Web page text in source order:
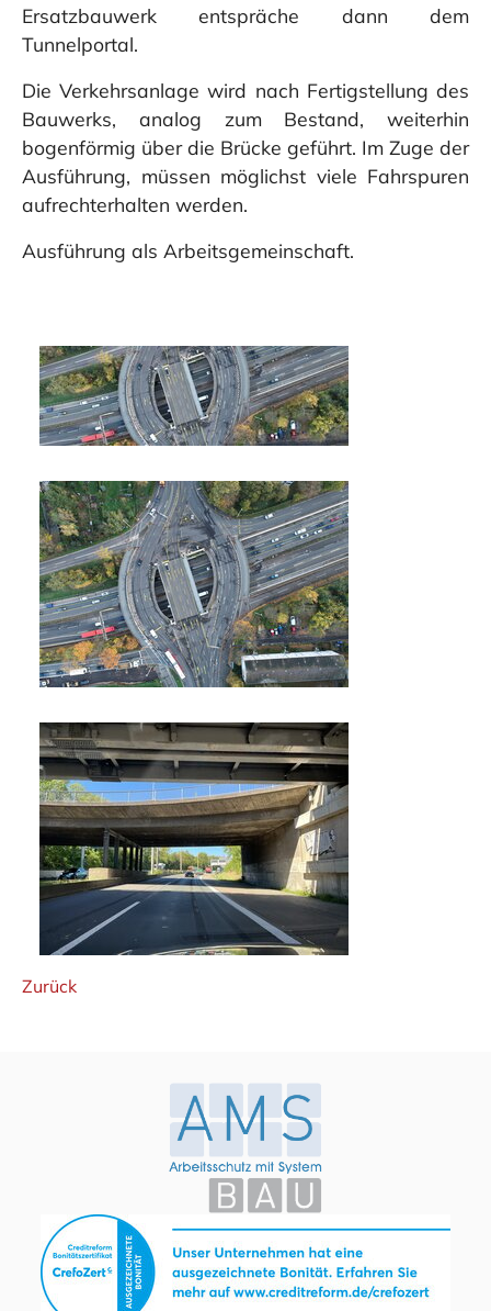
Ersatzbauwerk entspräche dann dem
Tunnelportal.
Die Verkehrsanlage wird nach Fertigstellung des
Bauwerks, analog zum Bestand, weiterhin
bogenförmig über die Brücke geführt. Im Zuge der
Ausführung, müssen möglichst viele Fahrspuren
aufrechterhalten werden.
Ausführung als Arbeitsgemeinschaft.
Zurück